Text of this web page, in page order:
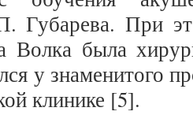
Губарева. При
Волка была
у знаменитого
клинике [5].